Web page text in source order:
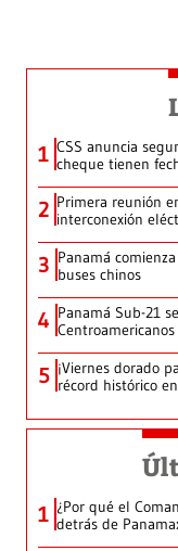
1 CSS anuncia
cheque tienen
2 Primera reunión
interconexión
3 Panamá
buses chinos
4 Panamá Sub-21
5 ¡Viernes dorado
récord histórico
1 ¿Por qué el
detrás de